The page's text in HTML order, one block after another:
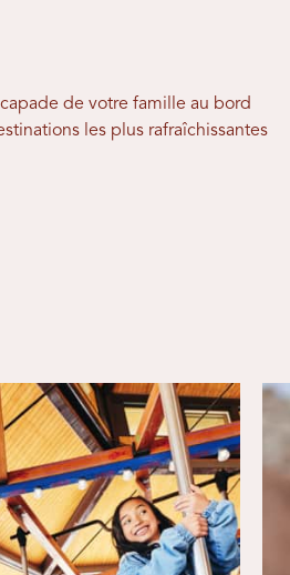
de votre famille au bord
les plus rafraîchissantes